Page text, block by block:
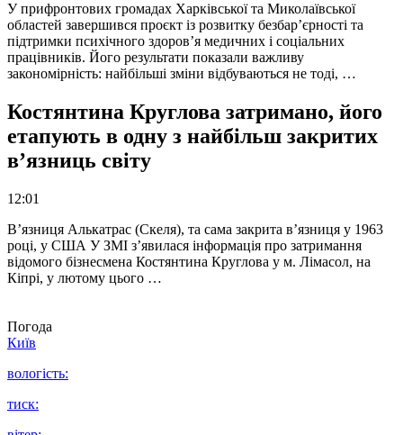
У прифронтових громадах Харківської та Миколаївської
областей завершився проєкт із розвитку безбар’єрності та
підтримки психічного здоров’я медичних і соціальних
працівників. Його результати показали важливу
закономірність: найбільші зміни відбуваються не тоді, …
Костянтина Круглова затримано, його
етапують в одну з найбільш закритих
в’язниць світу
12:01
В’язниця Алькатрас (Скеля), та сама закрита в’язниця у 1963
році, у США У ЗМІ з’явилася інформація про затримання
відомого бізнесмена Костянтина Круглова у м. Лімасол, на
Кіпрі, у лютому цього …
Погода
Київ
вологість:
тиск: